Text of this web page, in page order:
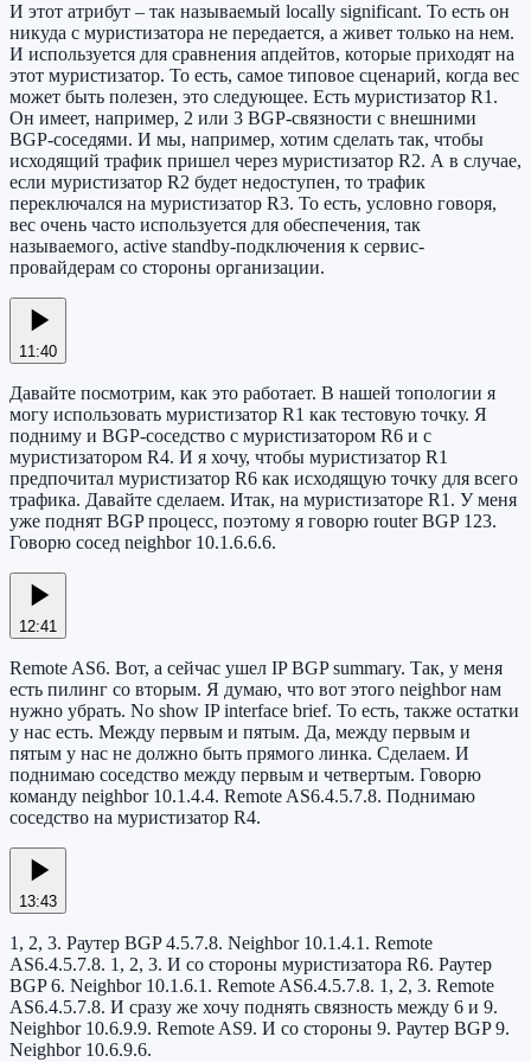
И этот атрибут – так называемый locally significant. То есть он
никуда с муристизатора не передается, а живет только на нем.
И используется для сравнения апдейтов, которые приходят на
этот муристизатор. То есть, самое типовое сценарий, когда вес
может быть полезен, это следующее. Есть муристизатор R1.
Он имеет, например, 2 или 3 BGP-связности с внешними
BGP-соседями. И мы, например, хотим сделать так, чтобы
исходящий трафик пришел через муристизатор R2. А в случае,
если муристизатор R2 будет недоступен, то трафик
переключался на муристизатор R3. То есть, условно говоря,
вес очень часто используется для обеспечения, так
называемого, active standby-подключения к сервис-
провайдерам со стороны организации.
11:40
Давайте посмотрим, как это работает. В нашей топологии я
могу использовать муристизатор R1 как тестовую точку. Я
подниму и BGP-соседство с муристизатором R6 и с
муристизатором R4. И я хочу, чтобы муристизатор R1
предпочитал муристизатор R6 как исходящую точку для всего
трафика. Давайте сделаем. Итак, на муристизаторе R1. У меня
уже поднят BGP процесс, поэтому я говорю router BGP 123.
Говорю сосед neighbor 10.1.6.6.6.
12:41
Remote AS6. Вот, а сейчас ушел IP BGP summary. Так, у меня
есть пилинг со вторым. Я думаю, что вот этого neighbor нам
нужно убрать. No show IP interface brief. То есть, также остатки
у нас есть. Между первым и пятым. Да, между первым и
пятым у нас не должно быть прямого линка. Сделаем. И
поднимаю соседство между первым и четвертым. Говорю
команду neighbor 10.1.4.4. Remote AS6.4.5.7.8. Поднимаю
соседство на муристизатор R4.
13:43
1, 2, 3. Раутер BGP 4.5.7.8. Neighbor 10.1.4.1. Remote
AS6.4.5.7.8. 1, 2, 3. И со стороны муристизатора R6. Раутер
BGP 6. Neighbor 10.1.6.1. Remote AS6.4.5.7.8. 1, 2, 3. Remote
AS6.4.5.7.8. И сразу же хочу поднять связность между 6 и 9.
Neighbor 10.6.9.9. Remote AS9. И со стороны 9. Раутер BGP 9.
Neighbor 10.6.9.6.